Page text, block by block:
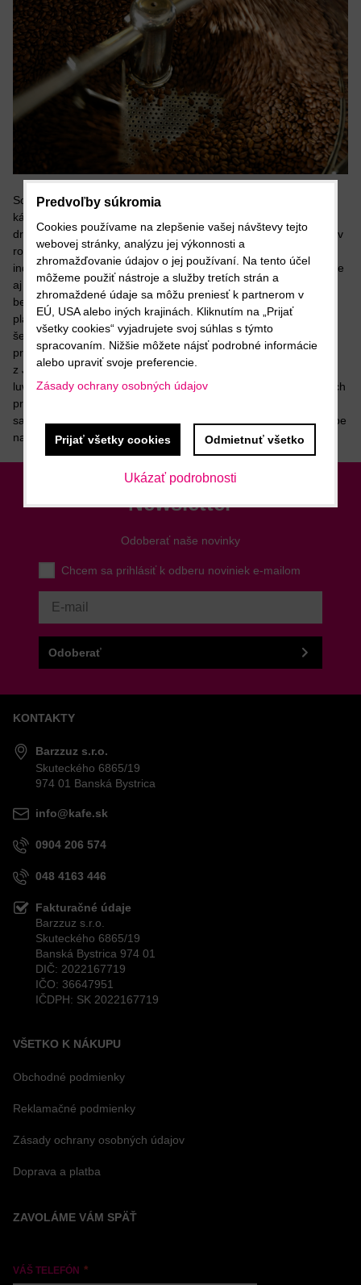
Sortiment spoločnosti BARZZUZ s.r.o. tvoria plantážne kávy a
kávové zmesi BARZZUZ. Momentálne je v ponuke viac ako 50
druhov káv. Ponúkame hlavne 100 % Arabicu, no pre priaznivcov
robusty sme pripravili aj prvotriednu kávovú zmes s kvalitnou
indickou robustou. A na rošírenie kávových horizontov ponúkame
aj čistú robustu a libericu. Taktiež ponúkame špeciálny
bezkofeínový blend zo 100 % arabiky, ale aj jednodruhové
plantážne bezkofeínové kávy, v ktorých bol kofeín odstránený
šetrne, len za pomoci oxidu uhličitého bez iných chemikálií. Pre
pravých gurmánov máme v ponuke aj mimoriadne jemnú kávu
z Jamajky (blue mountain), či neopakovateľnú cibetkovú Kopi
luwak. Kávu Barzzuz si môžete zakúpiť v našich špecializovaných
predajniach KafeHaus, v špecializovaných coffee shopoch a
samozrejme za veľmi výhodných podmienok na v našom e shope
na www.kafe.sk.
Newsletter
Odoberať naše novinky
Chcem sa prihlásiť k odberu noviniek e-mailom
Odoberať
KONTAKTY
Barzzuz s.r.o.
Skuteckého 6865/19
974 01 Banská Bystrica
info@kafe.sk
0904 206 574
048 4163 446
Fakturačné údaje
Barzzuz s.r.o.
Skuteckého 6865/19
Banská Bystrica 974 01
DIČ: 2022167719
IČO: 36647951
IČDPH: SK 2022167719
VŠETKO K NÁKUPU
Obchodné podmienky
Reklamačné podmienky
Zásady ochrany osobných údajov
Doprava a platba
ZAVOLÁME VÁM SPÄŤ
VÁŠ TELEFÓN
Predvoľby súkromia
Cookies používame na zlepšenie vašej návštevy tejto
webovej stránky, analýzu jej výkonnosti a
zhromažďovanie údajov o jej používaní. Na tento účel
môžeme použiť nástroje a služby tretích strán a
zhromaždené údaje sa môžu preniesť k partnerom v
EÚ, USA alebo iných krajinách. Kliknutím na „Prijať
všetky cookies“ vyjadrujete svoj súhlas s týmto
spracovaním. Nižšie môžete nájsť podrobné informácie
alebo upraviť svoje preferencie.
Zásady ochrany osobných údajov
Ukázať podrobnosti
Prijať všetky cookies Odmietnuť všetko